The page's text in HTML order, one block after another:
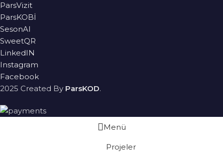
ParsVizit
ParsKOBİ
SesonAI
SweetQR
LinkedIN
Instagram
Facebook
2025 Created By ParsKOD.
Menü
Projeler